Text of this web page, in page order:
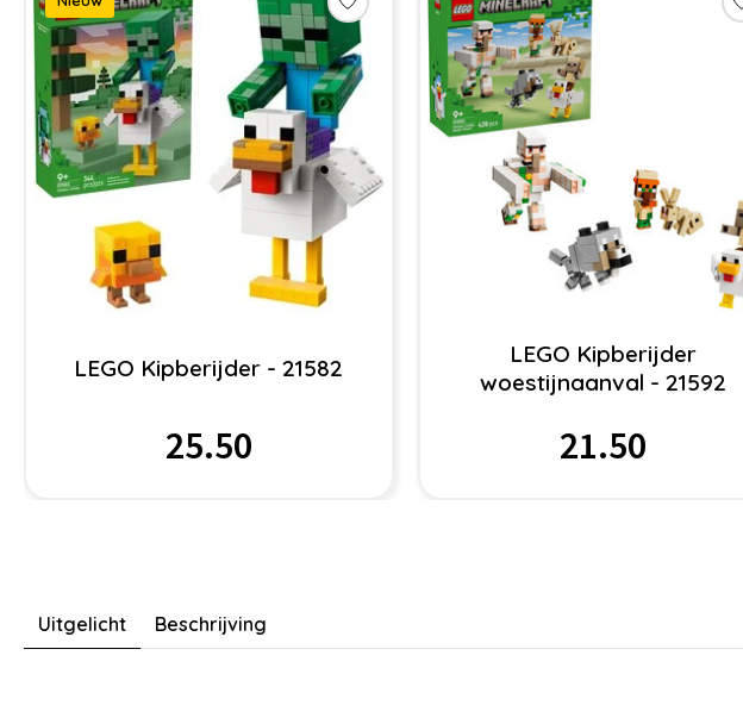
LEGO Kipberijder - 21582
25.50
LEGO Kipberijder
woestijnaanval - 21592
21.50
Uitgelicht Beschrijving